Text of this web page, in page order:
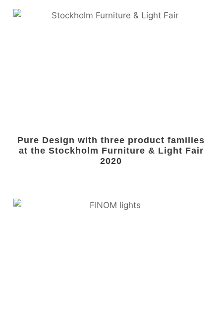
Pure Design with three product families
at the Stockholm Furniture & Light Fair
2020